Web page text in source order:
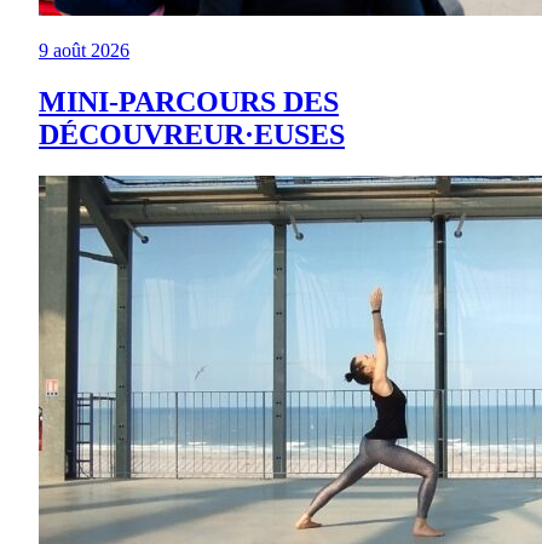
9 août 2026
MINI-PARCOURS DES
DÉCOUVREUR·EUSES